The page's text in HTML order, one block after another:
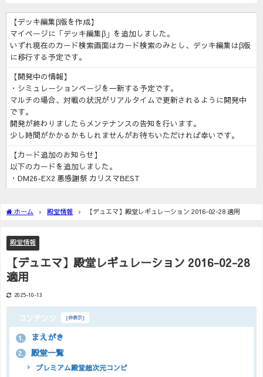
【デッキ編集β版を作成】
マイページに「デッキ編集β」を追加しました。
いずれ現在のカード検索画面はカード検索のみとし、デッキ編集はβ版
に移行する予定です。
【開発中の情報】
・シミュレーションページを一新する予定です。
マルチの場合、対戦の状況がリアルタイムで更新されるように開発中
です。
開発が終わりましたらメンテナンスの告知を行います。
少し時間がかかるかもしれませんがお待ちいただければ幸いです。
【カード追加のお知らせ】
以下のカードを追加しました。
・DM26-EX2 悪感謝祭 カリスマBEST
ホーム 殿堂情報 【デュエマ】殿堂レギュレーション 2016-02-28 適用
殿堂情報
【デュエマ】殿堂レギュレーション 2016-02-28
適用
2025-10-13
コンテンツ [非表示]
1. まえがき
2. 殿堂一覧
プレミアム殿堂超次元コンビ